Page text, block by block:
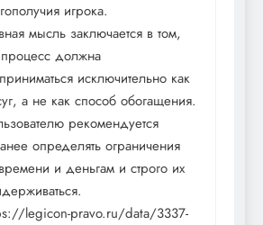
игрока.
мысль заключается в том,
процесс должна
исключительно как
а не как способ обогащения.
рекомендуется
определять ограничения
и деньгам и строго их
legicon-pravo.ru/data/3337-